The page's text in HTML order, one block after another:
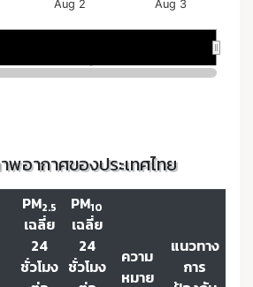
อากาศของประเทศไทย
PM2.5
เฉลี่ย
24
ชั่วโมง
PM10
เฉลี่ย
24
ชั่วโมง
ความ
หมาย
แนวทาง
การ